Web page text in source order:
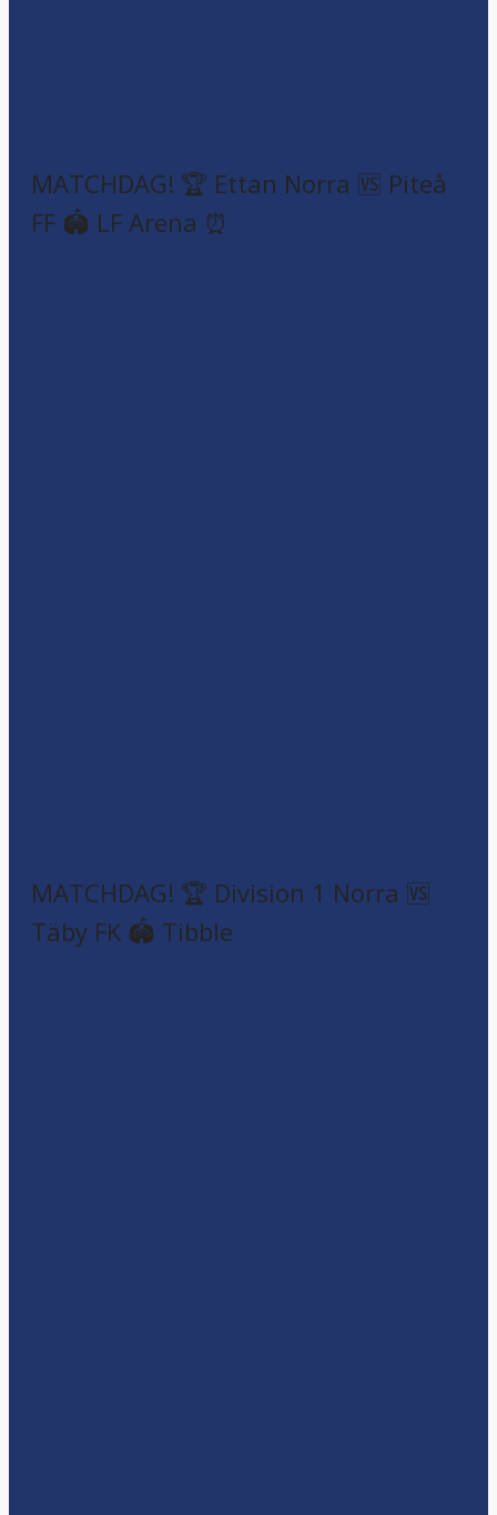
MATCHDAG! 🏆 Ettan Norra 🆚 Piteå
FF 🏟️ LF Arena ⏰
MATCHDAG! 🏆 Division 1 Norra 🆚
Täby FK 🏟️ Tibble